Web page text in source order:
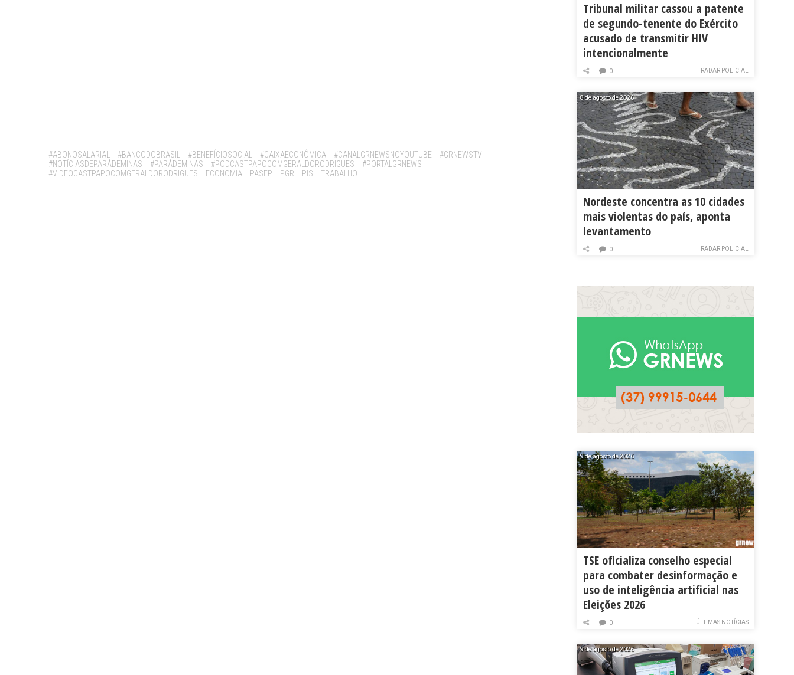
Tags:
#ABONOSALARIAL #BANCODOBRASIL #BENEFÍCIOSOCIAL #CAIXAECONÔMICA #CANALGRNEWSNOYOUTUBE
#GRNEWSTV
#NOTÍCIASDEPARÁDEMINAS
#PARÁDEMINAS #PODCASTPAPOCOMGERALDORODRIGUES
#PORTALGRNEWS
#VIDEOCASTPAPOCOMGERALDORODRIGUES
ECONOMIA PASEP PGR PIS TRABALHO
Tribunal militar cassou a patente
de segundo-tenente do Exército
acusado de transmitir HIV
intencionalmente
RADAR POLICIAL
0
8 de agosto de 2026
Nordeste concentra as 10 cidades
mais violentas do país, aponta
levantamento
RADAR POLICIAL
0
9 de agosto de 2026
TSE oficializa conselho especial
para combater desinformação e
uso de inteligência artificial nas
Eleições 2026
ÚLTIMAS NOTÍCIAS
0
9 de agosto de 2026